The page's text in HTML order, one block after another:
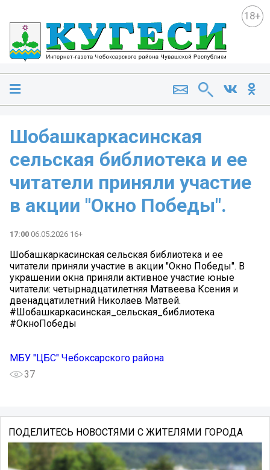
18+
Шобашкаркасинская
сельская библиотека и ее
читатели приняли участие
в акции "Окно Победы".
17:00 06.05.2026 16+
Шобашкаркасинская сельская библиотека и ее
читатели приняли участие в акции "Окно Победы". В
украшении окна приняли активное участие юные
читатели: четырнадцатилетняя Матвеева Ксения и
двенадцатилетний Николаев Матвей.
#Шобашкаркасинская_сельская_библиотека
#ОкноПобеды
МБУ "ЦБС" Чебоксарского района
37
ПОДЕЛИТЕСЬ НОВОСТЯМИ С ЖИТЕЛЯМИ ГОРОДА